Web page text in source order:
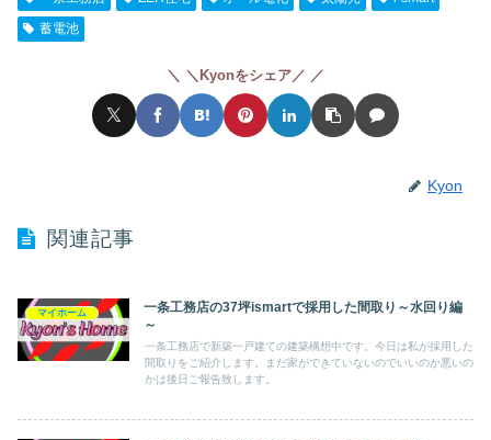
b
o
a
蓄電池
＼Kyonをシェア／
Kyon
関連記事
マイホーム
一条工務店の37坪ismartで採用した間取り～水回り編
～
一条工務店で新築一戸建ての建築構想中です。今日は私が採用した
間取りをご紹介します。まだ家ができていないのでいいのか悪いの
かは後日ご報告致します。